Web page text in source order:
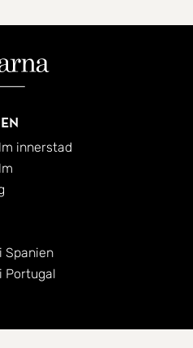
innerstad
Spanien
Portugal